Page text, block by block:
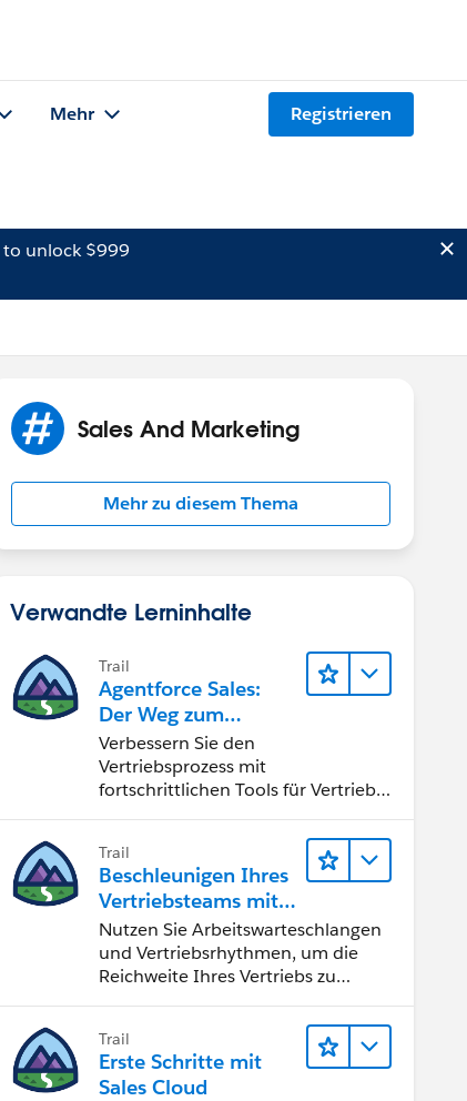
Mehr Registrieren
unlock $999
Sales And Marketing
Mehr zu diesem Thema
Verwandte Lerninhalte
Trail
Agentforce Sales:
Der Weg zum
Vertriebsspezialisten
Verbessern Sie den
Vertriebsprozess mit
fortschrittlichen Tools für Vertrieb
Implementieren Sie strategische
Vertriebsprogramme und schließen
Sie den Lead-zu-Cash-Zyklus
erfolgreich ab.
Trail
Beschleunigen Ihres
Vertriebsteams mit
Sales Engagement
Nutzen Sie Arbeitswarteschlangen
und Vertriebsrhythmen, um die
Reichweite Ihres Vertriebs zu
Trail
Erste Schritte mit
Sales Cloud